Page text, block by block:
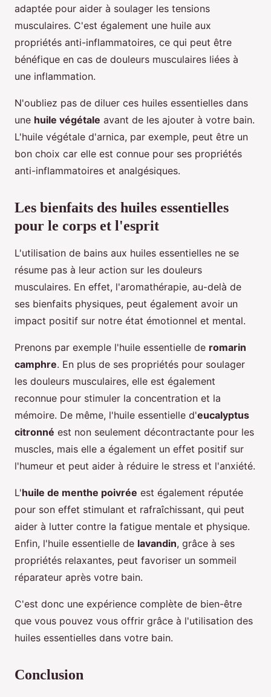
adaptée pour aider à soulager les tensions
musculaires. C'est également une huile aux
propriétés anti-inflammatoires, ce qui peut être
bénéfique en cas de douleurs musculaires liées à
une inflammation.
N'oubliez pas de diluer ces huiles essentielles dans
une huile végétale avant de les ajouter à votre bain.
L'huile végétale d'arnica, par exemple, peut être un
bon choix car elle est connue pour ses propriétés
anti-inflammatoires et analgésiques.
Les bienfaits des huiles essentielles
pour le corps et l'esprit
L'utilisation de bains aux huiles essentielles ne se
résume pas à leur action sur les douleurs
musculaires. En effet, l'aromathérapie, au-delà de
ses bienfaits physiques, peut également avoir un
impact positif sur notre état émotionnel et mental.
Prenons par exemple l'huile essentielle de romarin
camphre. En plus de ses propriétés pour soulager
les douleurs musculaires, elle est également
reconnue pour stimuler la concentration et la
mémoire. De même, l'huile essentielle d'eucalyptus
citronné est non seulement décontractante pour les
muscles, mais elle a également un effet positif sur
l'humeur et peut aider à réduire le stress et l'anxiété.
L'huile de menthe poivrée est également réputée
pour son effet stimulant et rafraîchissant, qui peut
aider à lutter contre la fatigue mentale et physique.
Enfin, l'huile essentielle de lavandin, grâce à ses
propriétés relaxantes, peut favoriser un sommeil
réparateur après votre bain.
C'est donc une expérience complète de bien-être
que vous pouvez vous offrir grâce à l'utilisation des
huiles essentielles dans votre bain.
Conclusion